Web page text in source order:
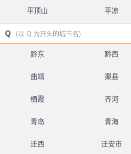
平顶山 平凉
Q (以 Q 为开头的城市名)
黔东 黔西
曲靖 渠县
栖霞 齐河
青岛 青海
迁西 迁安市